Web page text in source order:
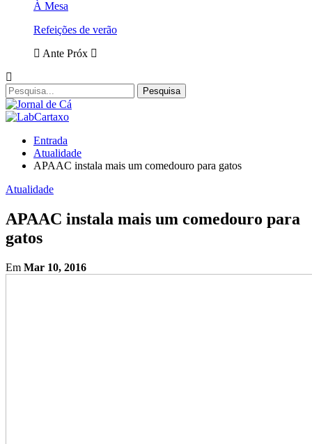
À Mesa
Refeições de verão
Ante Próx
Entrada
Atualidade
APAAC instala mais um comedouro para gatos
Atualidade
APAAC instala mais um comedouro para
gatos
Em Mar 10, 2016